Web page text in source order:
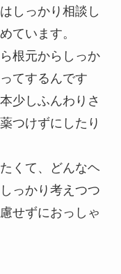
しっかり相談し
ています。
根元からしっか
てするんです
少しふんわりさ
つけずにしたり
くて、どんなヘ
っかり考えつつ
せずにおっしゃ